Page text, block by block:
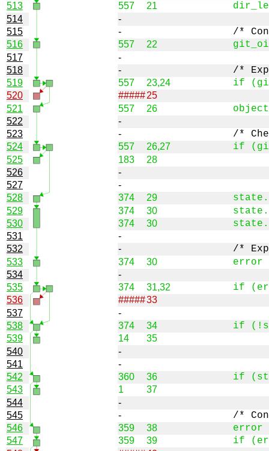
513
557
21
514
-
515
-
516
557
22
517
-
518
-
519
557
23,24
520
#####25
521
557
26
522
-
523
-
524
557
26,27
525
183
28
526
-
527
-
528
374
29
529
374
30
530
374
30
531
-
532
-
533
374
30
534
-
535
374
31,32
536
#####33
537
-
538
374
34
539
14
35
540
-
541
-
542
360
36
543
1
37
544
-
545
-
546
359
38
547
359
39